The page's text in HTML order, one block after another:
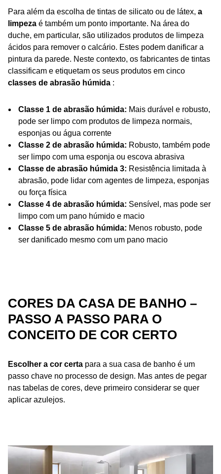
Para além da escolha de tintas de silicato ou de látex, a
limpeza é também um ponto importante. Na área do
duche, em particular, são utilizados produtos de limpeza
ácidos para remover o calcário. Estes podem danificar a
pintura da parede. Neste contexto, os fabricantes de tintas
classificam e etiquetam os seus produtos em cinco
classes de abrasão húmida :
Classe 1 de abrasão húmida: Mais durável e robusto,
pode ser limpo com produtos de limpeza normais,
esponjas ou água corrente
Classe 2 de abrasão húmida: Robusto, também pode
ser limpo com uma esponja ou escova abrasiva
Classe de abrasão húmida 3: Resistência limitada à
abrasão, pode lidar com agentes de limpeza, esponjas
ou força física
Classe 4 de abrasão húmida: Sensível, mas pode ser
limpo com um pano húmido e macio
Classe 5 de abrasão húmida: Menos robusto, pode
ser danificado mesmo com um pano macio
CORES DA CASA DE BANHO –
PASSO A PASSO PARA O
CONCEITO DE COR CERTO
Escolher a cor certa para a sua casa de banho é um
passo chave no processo de design. Mas antes de pegar
nas tabelas de cores, deve primeiro considerar se quer
aplicar azulejos.